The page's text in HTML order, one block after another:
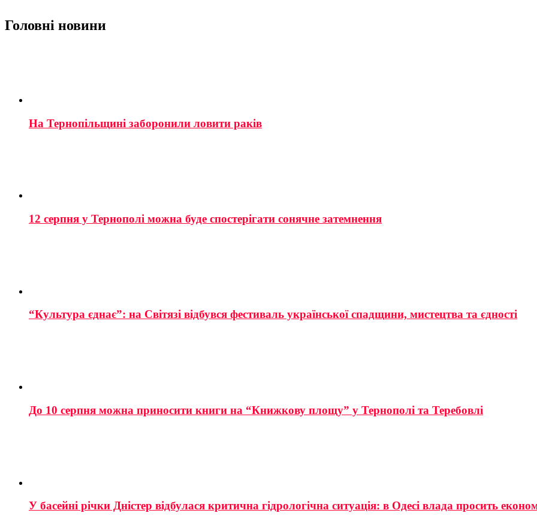
Головні новини
На Тернопільщині заборонили ловити раків
12 серпня у Тернополі можна буде спостерігати сонячне затемнення
“Культура єднає”: на Світязі відбувся фестиваль української спадщини, мистецтва та єдності
До 10 серпня можна приносити книги на “Книжкову площу” у Тернополі та Теребовлі
У басейні річки Дністер відбулася критична гідрологічна ситуація: в Одесі влада просить